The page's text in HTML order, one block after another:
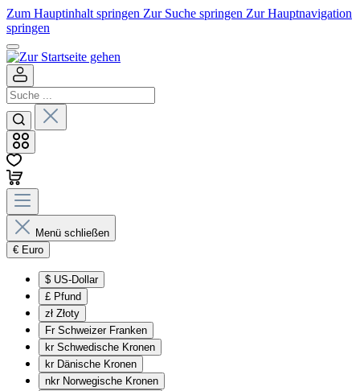
Zum Hauptinhalt springen Zur Suche springen Zur Hauptnavigation
springen
Menü schließen
€ Euro
$ US-Dollar
£ Pfund
zł Złoty
Fr Schweizer Franken
kr Schwedische Kronen
kr Dänische Kronen
nkr Norwegische Kronen